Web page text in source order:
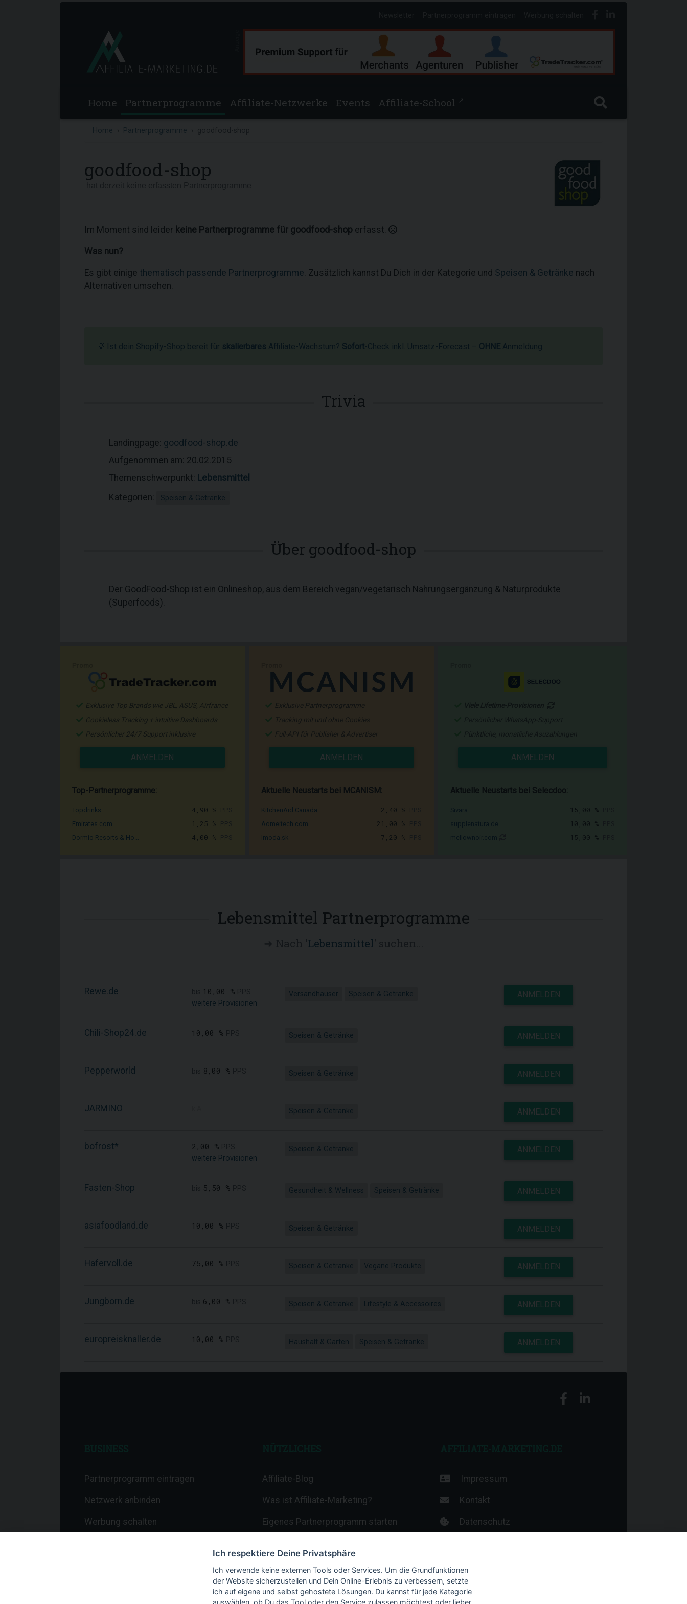
Home Partnerprogramme Affiliate-Netzwerke Events Affiliate-School ↗
Home Partnerprogramme
goodfood-shop
Im Moment sind leider keine Partnerprogramme für goodfood-shop erfasst.
Was nun?
Es gibt einige thematisch passende Partnerprogramme. Zusätzlich kannst Du Dich in der Kategorie und Speisen & Getränke nach
Alternativen umsehen.
💡 Ist dein Shopify-Shop bereit für skalierbares Affiliate-Wachstum? Sofort-Check inkl. Umsatz-Forecast – OHNE Anmeldung.
Trivia
Landingpage: goodfood-shop.de
Aufgenommen am: 20.02.2015
Themenschwerpunkt: Lebensmittel
Kategorien:
Speisen & Getränke
Über goodfood-shop
Der GoodFood-Shop ist ein Onlineshop, aus dem Bereich vegan/vegetarisch Nahrungsergänzung & Naturprodukte
(Superfoods).
Exklusive Top Brands wie JBL, ASUS, Airfrance
Cookieless Tracking + intuitive Dashboards
Persönlicher 24/7 Support inklusive
ANMELDEN
Top-Partnerprogramme:
Topdrinks 4,90 %
Emirates.com 1,25 %
Dormio Resorts & Ho... 4,00 %
Exklusive Partnerprogramme
Tracking mit und ohne Cookies
Full-API für Publisher & Advertiser
ANMELDEN
Aktuelle Neustarts bei MCANISM:
KitchenAid Canada 2,40 %
Aomeitech.com 21,00 %
Imoda.sk 7,20 %
ANMELDEN
Aktuelle Neustarts bei Selecdoo:
15,00 %
10,00 %
15,00 %
Lebensmittel Partnerprogramme
Lebensmittel
Rewe.de 10,00 %
weitere Provisionen
Versandhäuser Speisen & Getränke ANMELDEN
Chili-Shop24.de 10,00 % Speisen & Getränke ANMELDEN
Pepperworld 8,00 % Speisen & Getränke ANMELDEN
JARMINO Speisen & Getränke ANMELDEN
bofrost* 2,00 %
weitere Provisionen
Speisen & Getränke ANMELDEN
Fasten-Shop 5,50 % Gesundheit & Wellness Speisen & Getränke ANMELDEN
asiafoodland.de 10,00 % Speisen & Getränke ANMELDEN
Hafervoll.de 75,00 % Speisen & Getränke Vegane Produkte ANMELDEN
Jungborn.de 6,00 % Speisen & Getränke Lifestyle & Accessoires ANMELDEN
europreisknaller.de 10,00 % Haushalt & Garten Speisen & Getränke ANMELDEN
Partnerprogramm eintragen
Netzwerk anbinden
Werbung schalten
Affiliate-Blog
Was ist Affiliate-Marketing?
Eigenes Partnerprogramm starten
Termine & Veranstaltungen
Webhosting-Anbieter
Impressum
Kontakt
Datenschutz
Ich respektiere Deine Privatsphäre
Ich verwende keine externen Tools oder Services. Um die Grundfunktionen
der Website sicherzustellen und Dein Online-Erlebnis zu verbessern, setzte
ich auf eigene und selbst gehostete Lösungen. Du kannst für jede Kategorie
auswählen, ob Du das Tool oder den Service zulassen möchtest oder lieber